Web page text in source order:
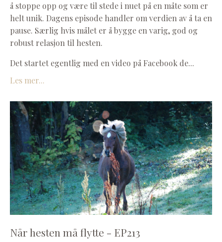
å stoppe opp og være til stede i nuet på en måte som er
helt unik. Dagens episode handler om verdien av å ta en
pause. Særlig hvis målet er å bygge en varig, god og
robust relasjon til hesten.
Det startet egentlig med en video på Facebook de...
Les mer...
Når hesten må flytte - EP213